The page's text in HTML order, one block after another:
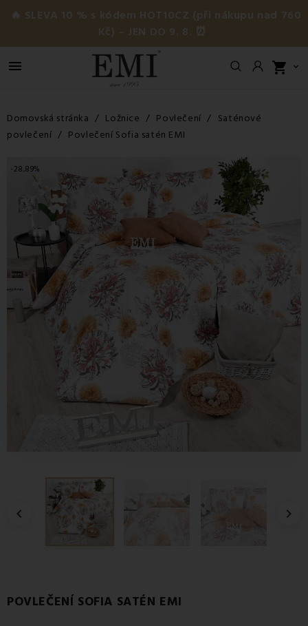
🔥 SLEVA 10 % s kódem HOT10CZ (při nákupu nad 760
Kč) – JEN DO 9. 8. ⏰
 shopping_cart 
Domovská stránka Ložnice Povlečení
Saténové
povlečení
Povlečení Sofia satén EMI
-28,89%
 
POVLEČENÍ SOFIA SATÉN EMI